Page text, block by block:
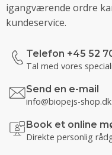
igangværende ordre
kundeservice.
Telefon +45 52
Tal med vores
Send en e-mail
info@biopejs-shop.dk
Book et online
Direkte personlig